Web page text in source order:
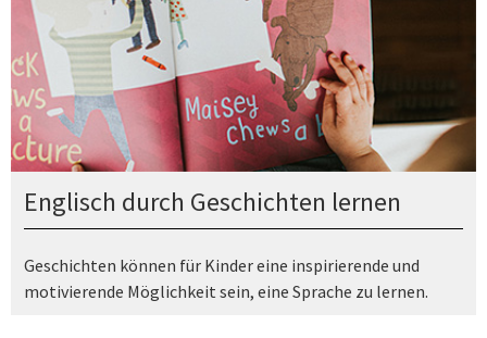
Englisch durch Geschichten lernen
Geschichten können für Kinder eine inspirierende und
motivierende Möglichkeit sein, eine Sprache zu lernen.